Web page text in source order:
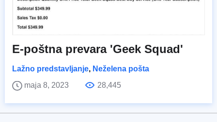
E-poštna prevara 'Geek Squad'
Lažno predstavljanje, Neželena pošta
maja 8, 2023
28,445